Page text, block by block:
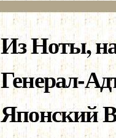
Из Ноты,
Генерал-
Японский